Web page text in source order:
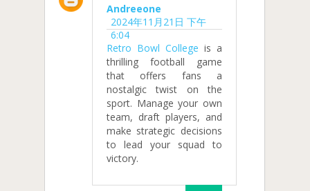
Andreeone
2024年11月21日 下午
6:04
Retro Bowl College is a
thrilling football game
that offers fans a
nostalgic twist on the
sport. Manage your own
team, draft players, and
make strategic decisions
to lead your squad to
victory.